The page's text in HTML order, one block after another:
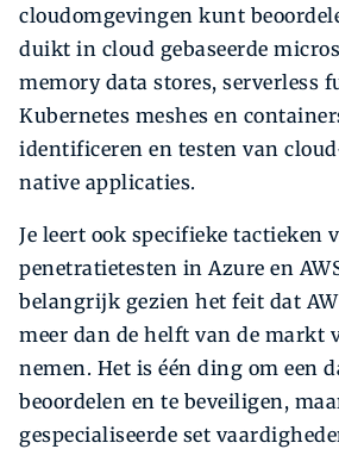
cloudomgevingen kunt
duikt in cloud gebaseerde
memory data stores, serverless
Kubernetes meshes en
identificeren en testen van
native applicaties.
Je leert ook specifieke tactieken
penetratietesten in Azure en
belangrijk gezien het feit dat
meer dan de helft van de markt
nemen. Het is één ding om een
beoordelen en te beveiligen,
gespecialiseerde set